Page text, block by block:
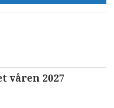
våren 2027